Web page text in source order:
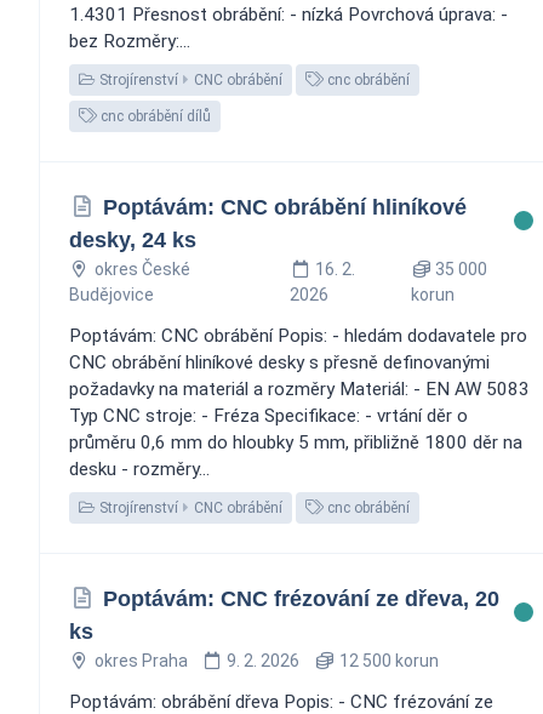
1.4301 Přesnost obrábění: - nízká Povrchová úprava: -
bez Rozměry:...
Strojírenství CNC obrábění cnc obrábění
cnc obrábění dílů
Poptávám: CNC obrábění hliníkové
desky, 24 ks
okres České
Budějovice
16. 2.
2026
35 000
korun
Poptávám: CNC obrábění Popis: - hledám dodavatele pro
CNC obrábění hliníkové desky s přesně definovanými
požadavky na materiál a rozměry Materiál: - EN AW 5083
Typ CNC stroje: - Fréza Specifikace: - vrtání děr o
průměru 0,6 mm do hloubky 5 mm, přibližně 1800 děr na
desku - rozměry...
Strojírenství CNC obrábění cnc obrábění
Poptávám: CNC frézování ze dřeva, 20
ks
okres Praha 9. 2. 2026 12 500 korun
Poptávám: obrábění dřeva Popis: - CNC frézování ze